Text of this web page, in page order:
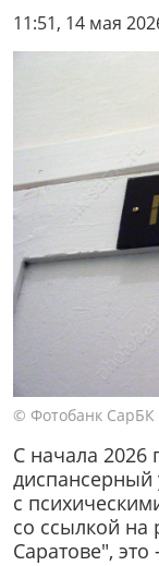
11:51, 14 мая
© Фотобанк СарБК
С начала 2026
диспансерный
с
со ссылкой
Саратове",